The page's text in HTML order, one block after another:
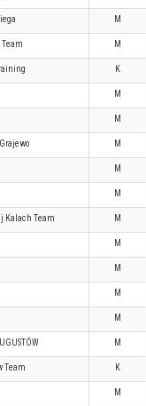
M
Team M
K
M
M
M
M
M
Kalach Team M
M
M
M
M
M
Team K
M